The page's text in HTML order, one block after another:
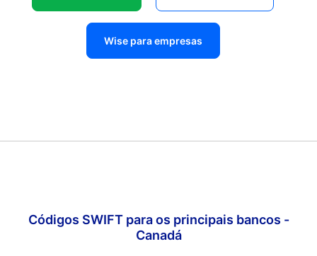
Wise para empresas
Códigos SWIFT para os principais bancos -
Canadá